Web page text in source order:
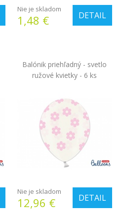
DETAIL
Nie je skladom
1,48 €
Balónik priehľadný - svetlo
ružové kvietky - 6 ks
DETAIL
Nie je skladom
12,96 €